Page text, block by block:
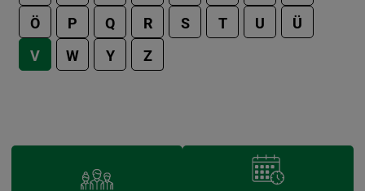
Ö
P Q R S T U
Ü
V
W Y Z